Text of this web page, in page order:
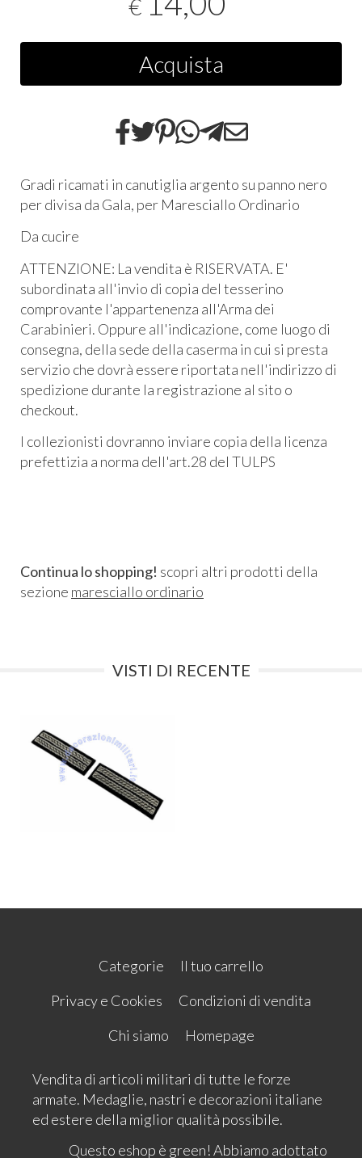
€
Acquista
Gradi ricamati in canutiglia argento su panno nero
per divisa da Gala, per Maresciallo Ordinario
Da cucire
ATTENZIONE: La vendita è RISERVATA. E'
subordinata all'invio di copia del tesserino
comprovante l'appartenenza all'Arma dei
Carabinieri. Oppure all'indicazione, come luogo di
consegna, della sede della caserma in cui si presta
servizio che dovrà essere riportata nell'indirizzo di
spedizione durante la registrazione al sito o
checkout.
I collezionisti dovranno inviare copia della licenza
prefettizia a norma dell'art.28 del TULPS
Continua lo shopping! scopri altri prodotti della
sezione maresciallo ordinario
VISTI DI RECENTE
Categorie
Il tuo carrello
Privacy e Cookies
Condizioni di vendita
Chi siamo
Homepage
Vendita di articoli militari di tutte le forze
armate. Medaglie, nastri e decorazioni italiane
ed estere della miglior qualità possibile.
Questo eshop è green! Abbiamo adottato